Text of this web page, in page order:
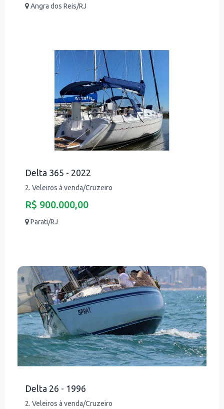
Angra dos Reis/RJ
Delta 365 - 2022
2. Veleiros à venda/Cruzeiro
R$ 900.000,00
Parati/RJ
Delta 26 - 1996
2. Veleiros à venda/Cruzeiro